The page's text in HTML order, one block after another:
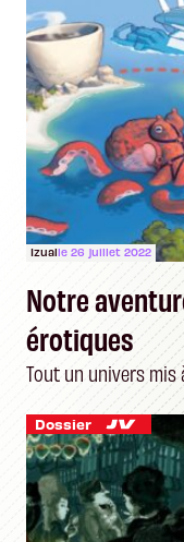
Izualle 26 juillet 2022
Notre
érotiques
Tout un univers mis
Dossier